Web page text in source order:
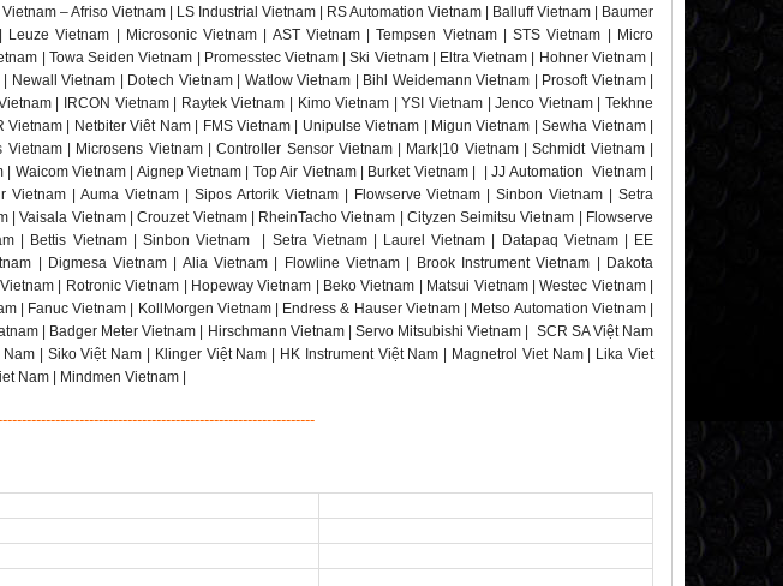
– Afriso Vietnam | LS Industrial Vietnam | RS Automation Vietnam | Balluff Vietnam | Baumer
Vietnam | Microsonic Vietnam | AST Vietnam | Tempsen Vietnam | STS Vietnam | Micro
| Towa Seiden Vietnam | Promesstec Vietnam | Ski Vietnam | Eltra Vietnam | Hohner Vietnam |
Vietnam | Dotech Vietnam | Watlow Vietnam | Bihl Weidemann Vietnam | Prosoft Vietnam |
| IRCON Vietnam | Raytek Vietnam | Kimo Vietnam | YSI Vietnam | Jenco Vietnam | Tekhne
| Netbiter Viêt Nam | FMS Vietnam | Unipulse Vietnam | Migun Vietnam | Sewha Vietnam |
Vietnam | Microsens Vietnam | Controller Sensor Vietnam | Mark|10 Vietnam | Schmidt Vietnam |
Waicom Vietnam | Aignep Vietnam | Top Air Vietnam | Burket Vietnam | | JJ Automation Vietnam |
Vietnam | Auma Vietnam | Sipos Artorik Vietnam | Flowserve Vietnam | Sinbon Vietnam | Setra
| Vaisala Vietnam | Crouzet Vietnam | RheinTacho Vietnam | Cityzen Seimitsu Vietnam | Flowserve
| Bettis Vietnam | Sinbon Vietnam | Setra Vietnam | Laurel Vietnam | Datapaq Vietnam | EE
| Digmesa Vietnam | Alia Vietnam | Flowline Vietnam | Brook Instrument Vietnam | Dakota
| Rotronic Vietnam | Hopeway Vietnam | Beko Vietnam | Matsui Vietnam | Westec Vietnam |
| Fanuc Vietnam | KollMorgen Vietnam | Endress & Hauser Vietnam | Metso Automation Vietnam |
| Badger Meter Vietnam | Hirschmann Vietnam | Servo Mitsubishi Vietnam | SCR SA Việt Nam
| Siko Việt Nam | Klinger Việt Nam | HK Instrument Việt Nam | Magnetrol Viet Nam | Lika Viet
Nam | Mindmen Vietnam |